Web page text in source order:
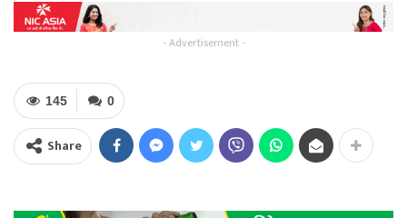
- Advertisement -
0
145
Share